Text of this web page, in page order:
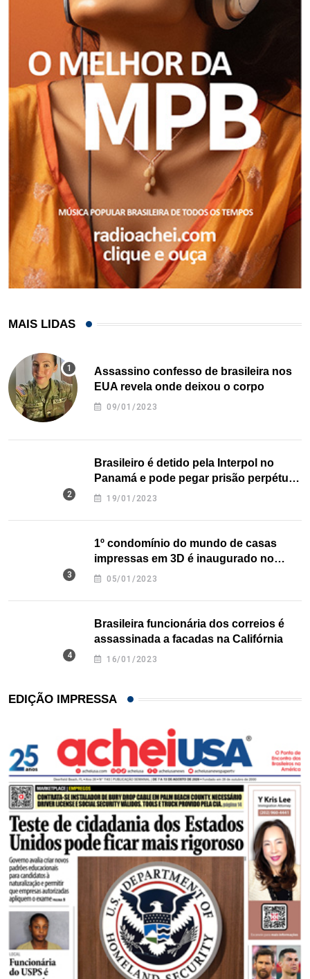
MAIS LIDAS
Assassino confesso de brasileira nos
EUA revela onde deixou o corpo
09/01/2023
Brasileiro é detido pela Interpol no
Panamá e pode pegar prisão perpétua
nos EUA
19/01/2023
1º condomínio do mundo de casas
impressas em 3D é inaugurado no
Texas
05/01/2023
Brasileira funcionária dos correios é
assassinada a facadas na Califórnia
16/01/2023
EDIÇÃO IMPRESSA